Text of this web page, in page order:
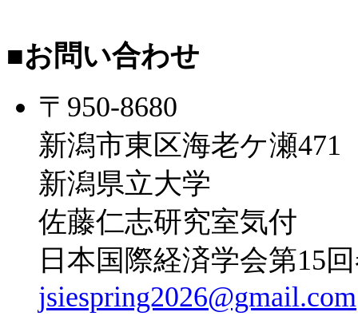
■お問い合わせ
〒950-8680
新潟市東区海老ケ瀬471
新潟県立大学
佐藤仁志研究室気付
日本国際経済学会第15
jsiespring2026@gmail.com